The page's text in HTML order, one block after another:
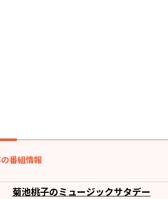
番組情報
菊池桃子のミュージックサタデー